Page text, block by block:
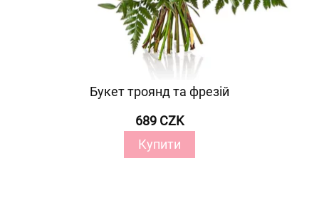
Букет троянд та фрезій
689 CZK
Купити